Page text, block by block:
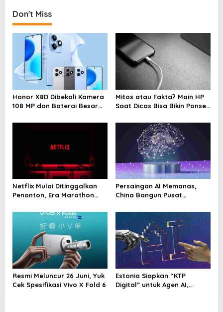
n
a
g
a
t
Don't Miss
Honor X8D Dibekali Kamera
108 MP dan Baterai Besar
Mitos atau Fakta? Main HP
Saat Dicas Bisa Bikin Ponsel
Netflix Mulai Ditinggalkan
Penonton, Era Marathon
Berakhir
Persaingan AI Memanas,
China Bangun Pusat
Latih Model Canggih
Resmi Meluncur 26 Juni, Yuk
Cek Spesifikasi Vivo X Fold 6
Estonia Siapkan “KTP
Digital” untuk Agen AI,